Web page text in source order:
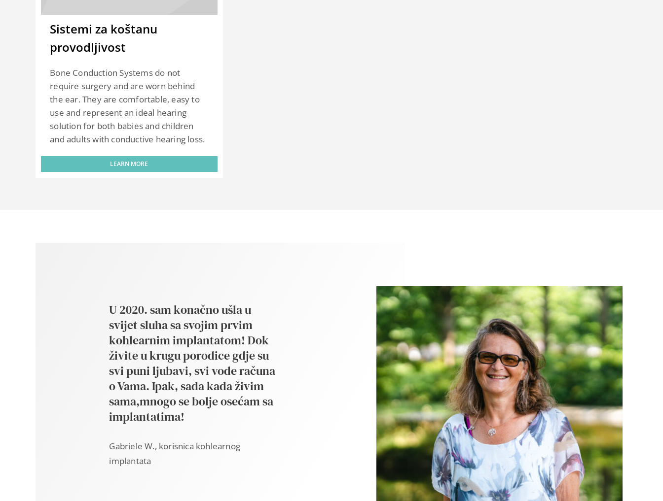
Sistemi za koštanu
provodljivost
Bone Conduction Systems do not
require surgery and are worn behind
the ear. They are comfortable, easy to
use and represent an ideal hearing
solution for both babies and children
and adults with conductive hearing loss.
LEARN MORE
U 2020. sam konačno ušla u
svijet sluha sa svojim prvim
kohlearnim implantatom! Dok
živite u krugu porodice gdje su
svi puni ljubavi, svi vode računa
o Vama. Ipak, sada kada živim
sama,mnogo se bolje osećam sa
implantatima!
Gabriele W., korisnica kohlearnog
implantata